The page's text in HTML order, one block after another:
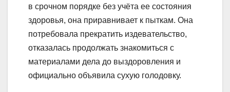
в срочном порядке без учёта ее состояния
здоровья, она приравнивает к пыткам. Она
потребовала прекратить издевательство,
отказалась продолжать знакомиться с
материалами дела до выздоровления и
официально объявила сухую голодовку.